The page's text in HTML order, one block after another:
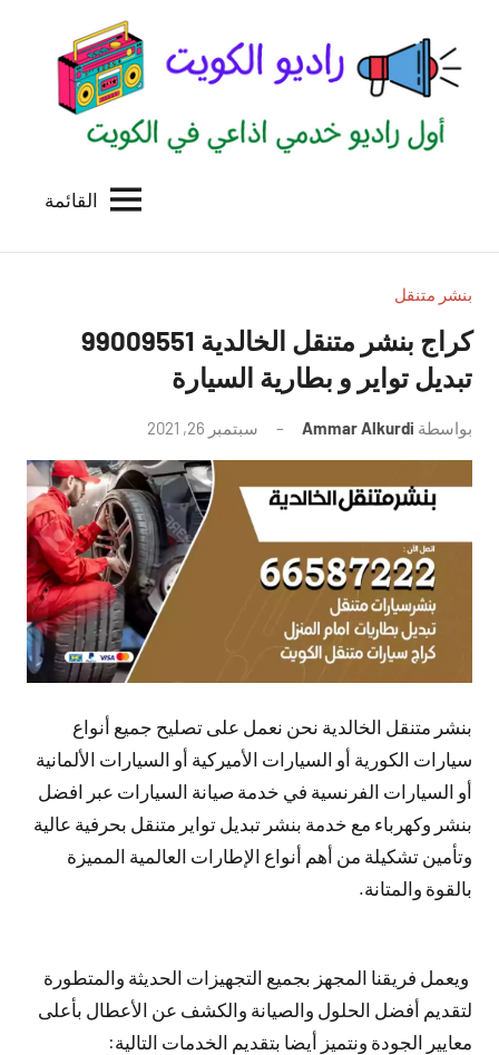
المحتوى
الكويت
للاعلانات
بالكويت
القائمة
بنشر متنقل
تبديل تواير و بطارية السيارة
بواسطة Ammar Alkurdi سبتمبر 26, 2021
توجد
تعليقات
بنشر متنقل الخالدية نحن نعمل على تصليح جميع أنواع
سيارات الكورية أو السيارات الأميركية أو السيارات الألمانية
أو السيارات الفرنسية في خدمة صيانة السيارات عبر افضل
بنشر وكهرباء مع خدمة بنشر تبديل تواير متنقل بحرفية عالية
وتأمين تشكيلة من أهم أنواع الإطارات العالمية المميزة
بالقوة والمتانة.
ويعمل فريقنا المجهز بجميع التجهيزات الحديثة والمتطورة
لتقديم أفضل الحلول والصيانة والكشف عن الأعطال بأعلى
معايير الجودة ونتميز أيضا بتقديم الخدمات التالية: